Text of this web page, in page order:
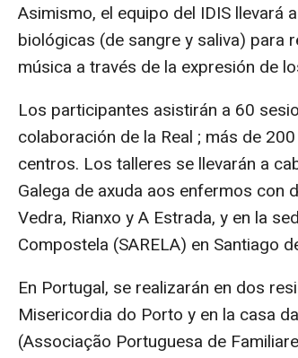
Asimismo, el equipo del IDIS llevará
biológicas (de sangre y saliva) para
música a través de la expresión de
Los participantes asistirán a 60
colaboración de la Real ; más de
centros. Los talleres se llevarán a
Galega de axuda aos enfermos con
Vedra, Rianxo y A Estrada, y en la
Compostela (SARELA) en Santiago
En Portugal, se realizarán en dos
Misericordia do Porto y en la casa
(Associação Portuguesa de